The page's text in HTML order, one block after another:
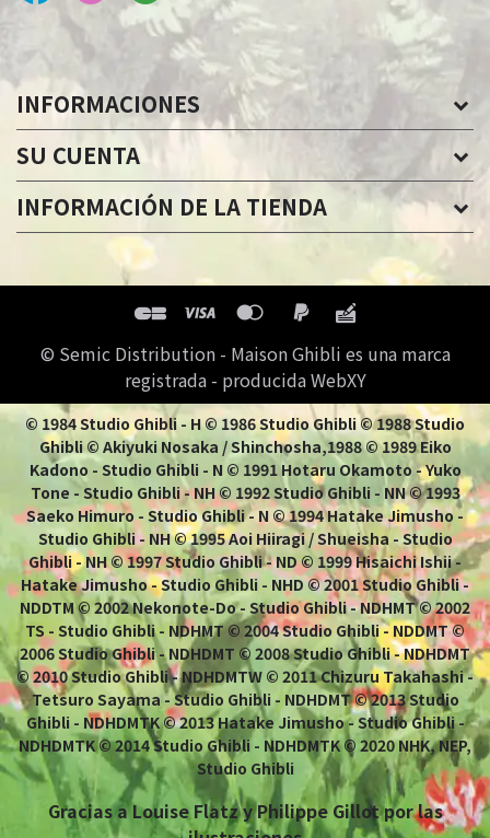
INFORMACIONES
SU CUENTA
INFORMACIÓN DE LA TIENDA
© Semic Distribution - Maison Ghibli es una marca
registrada - producida WebXY
© 1984 Studio Ghibli - H © 1986 Studio Ghibli © 1988 Studio
Ghibli © Akiyuki Nosaka / Shinchosha,1988 © 1989 Eiko
Kadono - Studio Ghibli - N © 1991 Hotaru Okamoto - Yuko
Tone - Studio Ghibli - NH © 1992 Studio Ghibli - NN © 1993
Saeko Himuro - Studio Ghibli - N © 1994 Hatake Jimusho -
Studio Ghibli - NH © 1995 Aoi Hiiragi / Shueisha - Studio
Ghibli - NH © 1997 Studio Ghibli - ND © 1999 Hisaichi Ishii -
Hatake Jimusho - Studio Ghibli - NHD © 2001 Studio Ghibli -
NDDTM © 2002 Nekonote-Do - Studio Ghibli - NDHMT © 2002
TS - Studio Ghibli - NDHMT © 2004 Studio Ghibli - NDDMT ©
2006 Studio Ghibli - NDHDMT © 2008 Studio Ghibli - NDHDMT
© 2010 Studio Ghibli - NDHDMTW © 2011 Chizuru Takahashi -
Tetsuro Sayama - Studio Ghibli - NDHDMT © 2013 Studio
Ghibli - NDHDMTK © 2013 Hatake Jimusho - Studio Ghibli -
NDHDMTK © 2014 Studio Ghibli - NDHDMTK © 2020 NHK, NEP,
Studio Ghibli
Gracias a Louise Flatz y Philippe Gillot por las